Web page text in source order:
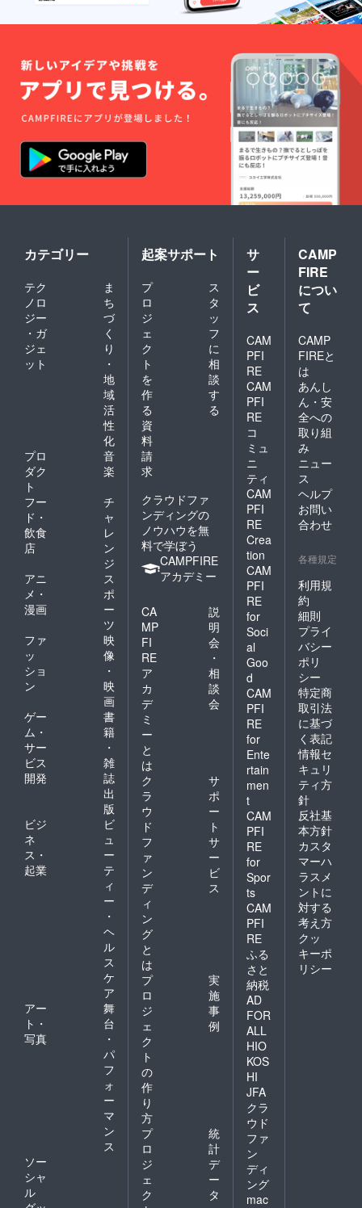
カテゴリー
テク
ノロ
ジー
・ガ
ジェ
ット
ま
ち
づ
く
り
・
地
域
活
性
化
プロ
ダク
ト
音
楽
フー
ド・
飲食
店
チ
ャ
レ
ン
ジ
アニ
メ・
漫画
ス
ポ
ー
ツ
ファ
ッ
ショ
ン
映
像
・
映
画
ゲー
ム・
サー
ビス
開発
書
籍
・
雑
誌
出
版
ビジ
ネ
ス・
起業
ビ
ュ
ー
テ
ィ
ー
・
ヘ
ル
ス
ケ
ア
アー
ト・
写真
舞
台
・
パ
フ
ォ
ー
マ
ン
ス
ソー
シャ
ル
起案サポート
プ
ロ
ジ
ェ
ク
ト
を
作
る
ス
タ
ッ
フ
に
相
談
す
る
資
料
請
求
クラウドファ
ンディングの
ノウハウを無
料で学ぼう
CAMPFIRE
アカデミー
CA
MP
FI
RE
ア
カ
デ
ミ
ー
と
は
説
明
会
・
相
談
会
ク
ラ
ウ
ド
フ
ァ
ン
デ
ィ
ン
グ
と
は
サ
ポ
ー
ト
サ
ー
ビ
ス
プ
ロ
ジ
ェ
ク
ト
の
作
り
方
実
施
事
例
プ
ロ
ジ
ェ
ク
統
計
デ
ー
タ
サ
ー
ビ
ス
CAM
PFI
RE
CAM
PFI
RE
コ
ミュ
ニ
ティ
CAM
PFI
RE
Crea
tion
CAM
PFI
RE
for
Soci
al
Goo
d
CAM
PFI
RE
for
Ente
rtain
men
t
CAM
PFI
RE
for
Spor
ts
CAM
PFI
RE
ふる
さと
納税
AD
FOR
ALL
HIO
KOS
HI
JFA
クラ
ウド
ファ
ン
ディ
ング
mac
CAMP
FIRE
につい
て
CAMP
FIREと
は
あんし
ん・安
全への
取り組
み
ニュー
ス
ヘルプ
お問い
合わせ
各種規定
利用規
約
細則
プライ
バシー
ポリ
シー
特定商
取引法
に基づ
く表記
情報セ
キュリ
ティ方
針
反社基
本方針
カスタ
マーハ
ラスメ
ントに
対する
考え方
クッ
キーポ
リシー